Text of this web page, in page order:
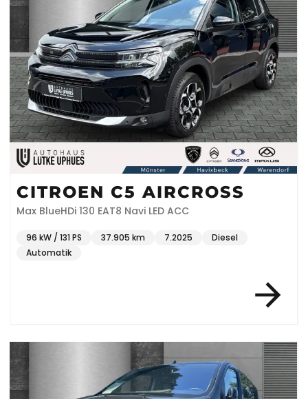
CITROEN C5 AIRCROSS
Max BlueHDi 130 EAT8 Navi LED ACC
96 kW / 131 PS 37.905 km 7.2025
Diesel
Automatik